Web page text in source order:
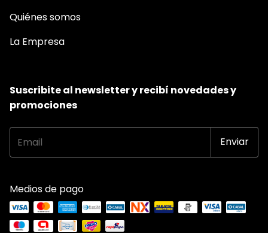
Quiénes somos
La Empresa
Suscribite al newsletter y recibí novedades y
promociones
Medios de pago